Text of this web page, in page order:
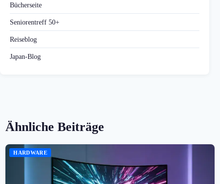
Bücherseite
Seniorentreff 50+
Reiseblog
Japan-Blog
Ähnliche Beiträge
HARDWARE